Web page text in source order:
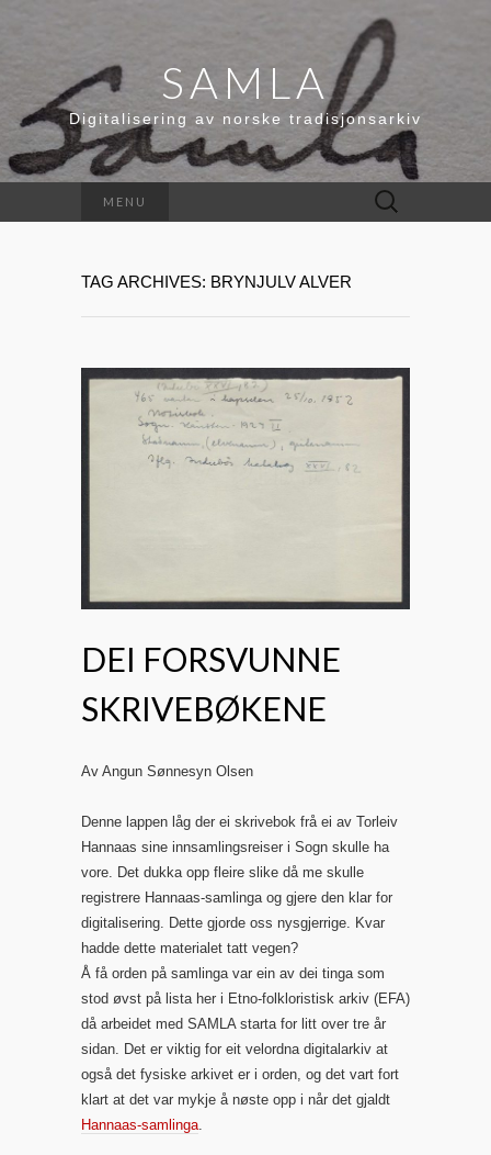
SAMLA
Digitalisering av norske tradisjonsarkiv
MENU
Leit
etter:
TAG ARCHIVES: BRYNJULV ALVER
DEI FORSVUNNE
SKRIVEBØKENE
Av Angun Sønnesyn Olsen
Denne lappen låg der ei skrivebok frå ei av Torleiv
Hannaas sine innsamlingsreiser i Sogn skulle ha
vore. Det dukka opp fleire slike då me skulle
registrere Hannaas-samlinga og gjere den klar for
digitalisering. Dette gjorde oss nysgjerrige. Kvar
hadde dette materialet tatt vegen?
Å få orden på samlinga var ein av dei tinga som
stod øvst på lista her i Etno-folkloristisk arkiv (EFA)
då arbeidet med SAMLA starta for litt over tre år
sidan. Det er viktig for eit velordna digitalarkiv at
også det fysiske arkivet er i orden, og det vart fort
klart at det var mykje å nøste opp i når det gjaldt
Hannaas-samlinga.